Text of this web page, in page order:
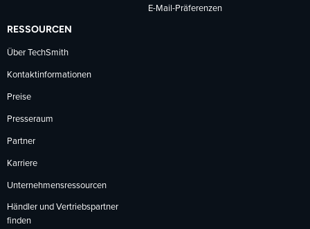
E-Mail-Präferenzen
RESSOURCEN
Über TechSmith
Kontaktinformationen
Preise
Presseraum
Partner
Karriere
Unternehmensressourcen
Händler und Vertriebspartner
finden